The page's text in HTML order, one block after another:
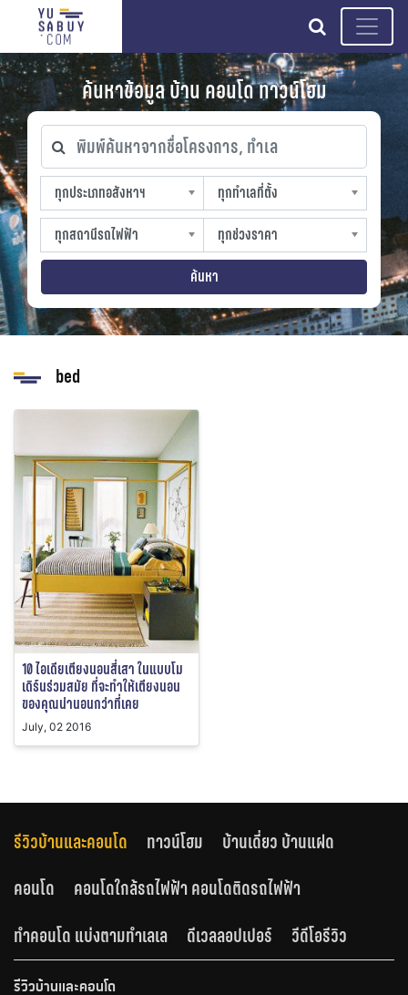
search
ค้นหาข้อมูล บ้าน คอนโด ทาวน์โฮม
พิมพ์ค้นหาจากชื่อโครงการ, ทำเล
ทุกประเภทอสังหาฯ
ทุกประเภทอสังหาฯ
sproperty
ทุกทำเลที่ตั้ง
ทุกทำเลที่ตั้ง
slocation
ทุกสถานีรถไฟฟ้า
ทุกสถานีรถไฟฟ้า
strain-station
ทุกช่วงราคา
ทุกช่วงราคา
sprice
ค้นหา
bed
10 ไอเดียเตียงนอนสี่เสา ในแบบโม
เดิร์นร่วมสมัย ที่จะทำให้เตียงนอน
ของคุณน่านอนกว่าที่เคย
July, 02 2016
รีวิวบ้านและคอนโด ทาวน์โฮม
บ้านเดี่ยว บ้านแฝด
คอนโด
คอนโดใกล้รถไฟฟ้า คอนโดติดรถไฟฟ้า
ทำคอนโด แบ่งตามทำเลเล
ดีเวลลอปเปอร์ วีดีโอรีวิว
รีวิวบ้านและคอนโด